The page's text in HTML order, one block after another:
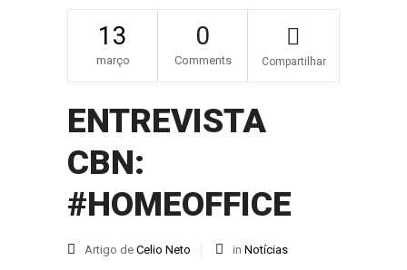
13
março
0
Comments Compartilhar
ENTREVISTA
CBN:
#HOMEOFFICE
Artigo de Celio Neto in Notícias